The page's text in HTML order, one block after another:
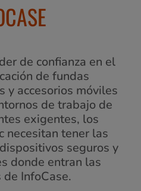
de confianza en el
de fundas
y accesorios móviles
de trabajo de
exigentes, los
necesitan tener las
seguros y
donde entran las
de InfoCase.